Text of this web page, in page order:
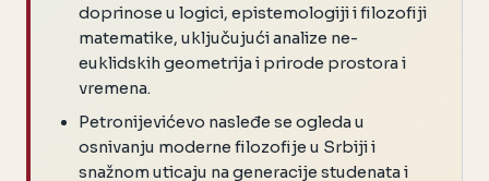
doprinose u logici, epistemologiji i filozofiji
matematike, uključujući analize ne-
euklidskih geometrija i prirode prostora i
vremena.
Petronijevićevo nasleđe se ogleda u
osnivanju moderne filozofije u Srbiji i
snažnom uticaju na generacije studenata i